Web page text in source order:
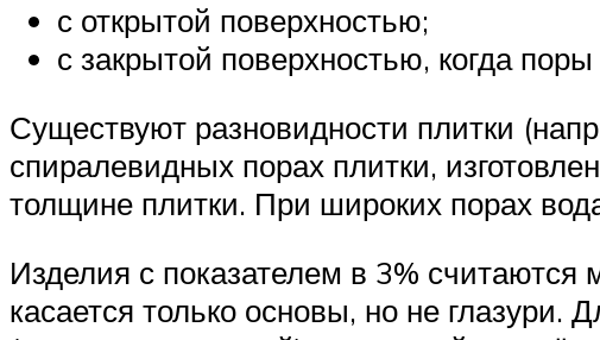
с открытой поверхностью;
с закрытой поверхностью, когда
Существуют разновидности плитки
спиралевидных порах плитки,
толщине плитки. При широких порах
Изделия с показателем в 3% считаются
касается только основы, но не